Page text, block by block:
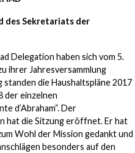
des Sekretariats der
Delegation haben sich vom 5.
ihrer Jahresversammlung
die Haushaltspläne 2017
der einzelnen
d’Abraham“. Der
hat die Sitzung eröffnet. Er hat
Wohl der Mission gedankt und
besonders auf den